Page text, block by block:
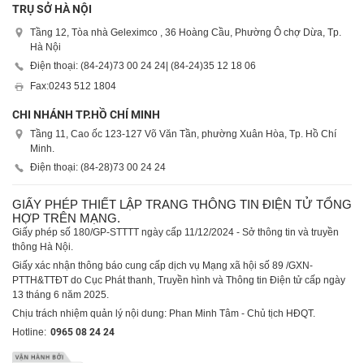
TRỤ SỞ HÀ NỘI
Tầng 12, Tòa nhà Geleximco , 36 Hoàng Cầu, Phường Ô chợ Dừa, Tp.
Hà Nội
Điện thoại: (84-24)73 00 24 24 | (84-24)35 12 18 06
Fax:0243 512 1804
CHI NHÁNH TP.HỒ CHÍ MINH
Tầng 11, Cao ốc 123-127 Võ Văn Tần, phường Xuân Hòa, Tp. Hồ Chí
Minh.
Điện thoại: (84-28)73 00 24 24
GIẤY PHÉP THIẾT LẬP TRANG THÔNG TIN ĐIỆN TỬ TỔNG
HỢP TRÊN MẠNG.
Giấy phép số 180/GP-STTTT ngày cấp 11/12/2024 - Sở thông tin và truyền
thông Hà Nội.
Giấy xác nhận thông báo cung cấp dịch vụ Mạng xã hội số 89 /GXN-
PTTH&TTĐT do Cục Phát thanh, Truyền hình và Thông tin Điện tử cấp ngày
13 tháng 6 năm 2025.
Chịu trách nhiệm quản lý nội dung: Phan Minh Tâm - Chủ tịch HĐQT.
Hotline: 0965 08 24 24